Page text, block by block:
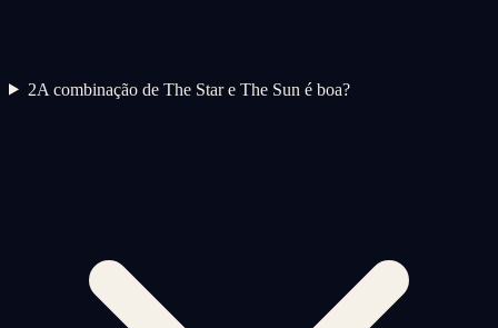
2A combinação de The Star e The Sun é boa?